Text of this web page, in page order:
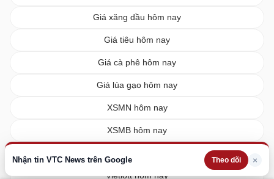
Nhận tin VTC News trên Google Theo dõi ×
Giá xăng dầu hôm nay
Giá tiêu hôm nay
Giá cà phê hôm nay
Giá lúa gạo hôm nay
XSMN hôm nay
XSMB hôm nay
Vietlott hôm nay